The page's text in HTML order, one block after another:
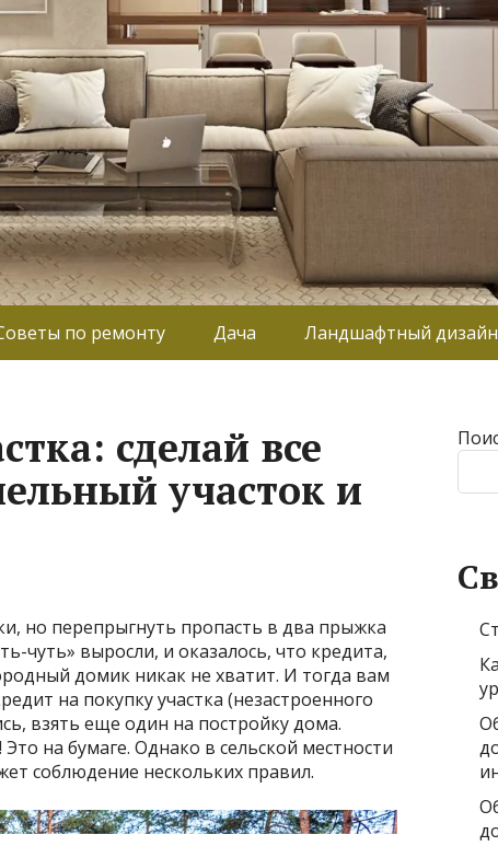
по ремонту Дача Ландшафтный дизайн
сделай все
участок и
но перепрыгнуть пропасть в два прыжка
чуть» выросли, и оказалось, что кредита,
домик никак не хватит. И тогда вам
на покупку участка (незастроенного
взять еще один на постройку дома.
на бумаге. Однако в сельской местности
соблюдение нескольких правил.